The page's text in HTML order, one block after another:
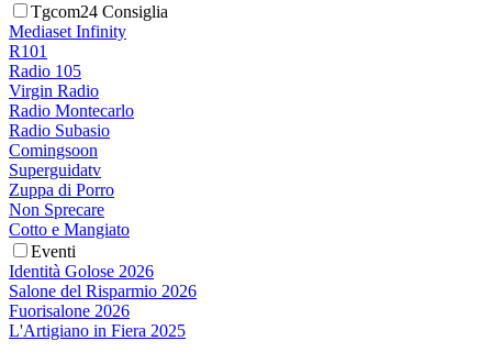
Tgcom24 Consiglia
Mediaset Infinity
R101
Radio 105
Virgin Radio
Radio Montecarlo
Radio Subasio
Comingsoon
Superguidatv
Zuppa di Porro
Non Sprecare
Cotto e Mangiato
Eventi
Identità Golose 2026
Salone del Risparmio 2026
Fuorisalone 2026
L'Artigiano in Fiera 2025